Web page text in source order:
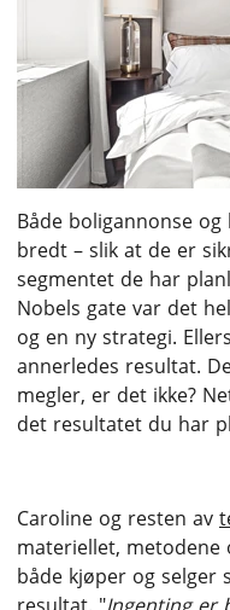
Både boligannonse
bredt – slik at de er
segmentet de har
Nobels gate var det
og en ny strategi.
annerledes resultat.
megler, er det ikke?
det resultatet du har
Caroline og resten av
materiellet,
både kjøper og selger